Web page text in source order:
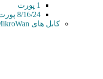
1 پورت
8/16/24 پورت
کابل های MikroWan